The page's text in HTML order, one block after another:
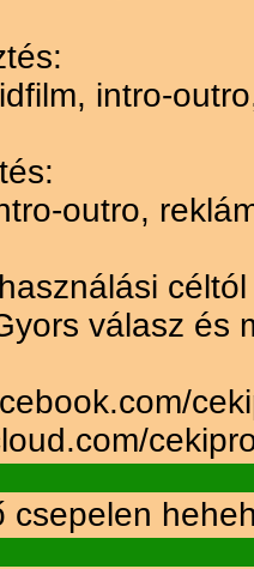
intro-
outro,
válasz és
csepelen